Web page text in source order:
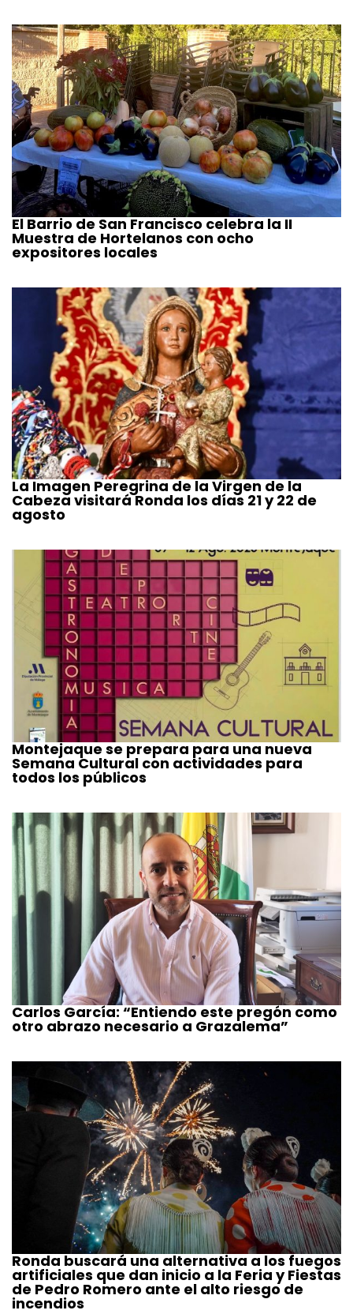
El Barrio de San Francisco celebra la II
Muestra de Hortelanos con ocho
expositores locales
La Imagen Peregrina de la Virgen de la
Cabeza visitará Ronda los días 21 y 22 de
agosto
Montejaque se prepara para una nueva
Semana Cultural con actividades para
todos los públicos
Carlos García: “Entiendo este pregón como
otro abrazo necesario a Grazalema”
Ronda buscará una alternativa a los fuegos
artificiales que dan inicio a la Feria y Fiestas
de Pedro Romero ante el alto riesgo de
incendios